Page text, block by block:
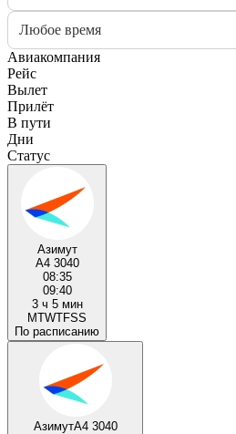
Любое время
Авиакомпания
Рейс
Вылет
Прилёт
В пути
Дни
Статус
Азимут
A4 3040
08:35
09:40
3 ч 5 мин
MTWTFSS
По расписанию
АзимутA4 3040